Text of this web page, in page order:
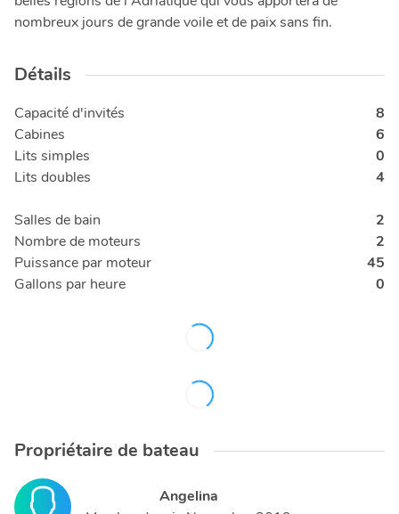
nombreux jours de grande voile et de paix sans fin.
Détails
Capacité d'invités
8
Cabines
6
Lits simples
0
Lits doubles
4
Salles de bain
2
Nombre de moteurs
2
Puissance par moteur
45
Gallons par heure
0
Propriétaire de bateau
Angelina